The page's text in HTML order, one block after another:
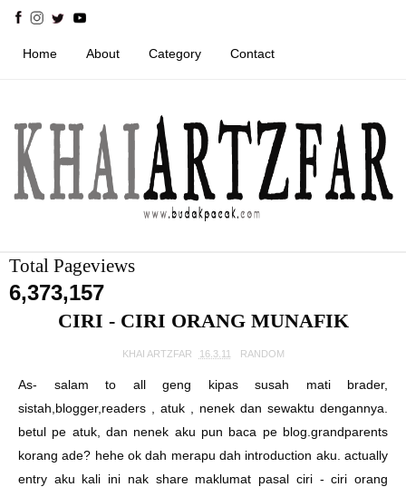
Home About Category Contact
Total Pageviews
6,373,157
CIRI - CIRI ORANG MUNAFIK
KHAI ARTZFAR 16.3.11 RANDOM
As- salam to all geng kipas susah mati brader,
sistah,blogger,readers , atuk , nenek dan sewaktu dengannya.
betul pe atuk, dan nenek aku pun baca pe blog.grandparents
korang ade? hehe ok dah merapu dah introduction aku. actually
entry aku kali ini nak share maklumat pasal ciri - ciri orang